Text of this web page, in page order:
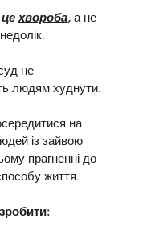
це хвороба, а не
не
людям худнути.
на
із зайвою
прагненні до
життя.